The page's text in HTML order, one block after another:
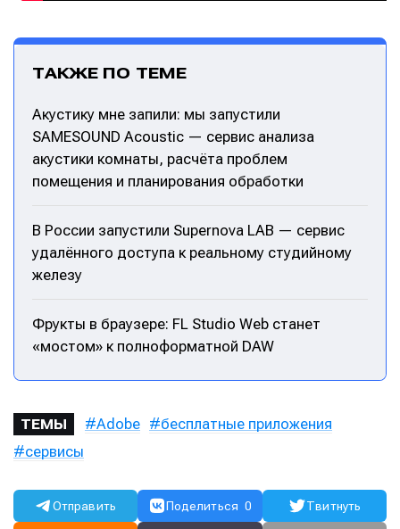
ТАКЖЕ ПО ТЕМЕ
Акустику мне запили: мы запустили
SAMESOUND Acoustic — сервис анализа
акустики комнаты, расчёта проблем
помещения и планирования обработки
В России запустили Supernova LAB — сервис
удалённого доступа к реальному студийному
железу
Фрукты в браузере: FL Studio Web станет
«мостом» к полноформатной DAW
ТЕМЫ Adobe
бесплатные приложения
сервисы
Отправить Поделиться 0 Твитнуть